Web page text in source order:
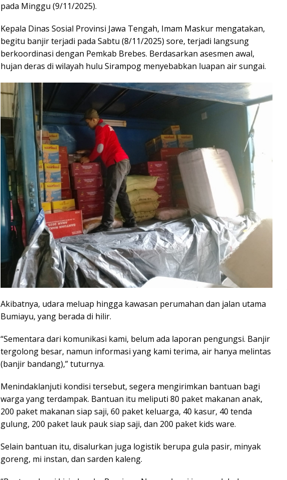
pada Minggu (9/11/2025).
Kepala Dinas Sosial Provinsi Jawa Tengah, Imam Maskur mengatakan,
begitu banjir terjadi pada Sabtu (8/11/2025) sore, terjadi langsung
berkoordinasi dengan Pemkab Brebes. Berdasarkan asesmen awal,
hujan deras di wilayah hulu Sirampog menyebabkan luapan air sungai.
Akibatnya, udara meluap hingga kawasan perumahan dan jalan utama
Bumiayu, yang berada di hilir.
“Sementara dari komunikasi kami, belum ada laporan pengungsi. Banjir
tergolong besar, namun informasi yang kami terima, air hanya melintas
(banjir bandang),” tuturnya.
Menindaklanjuti kondisi tersebut, segera mengirimkan bantuan bagi
warga yang terdampak. Bantuan itu meliputi 80 paket makanan anak,
200 paket makanan siap saji, 60 paket keluarga, 40 kasur, 40 tenda
gulung, 200 paket lauk pauk siap saji, dan 200 paket kids ware.
Selain bantuan itu, disalurkan juga logistik berupa gula pasir, minyak
goreng, mi instan, dan sarden kaleng.